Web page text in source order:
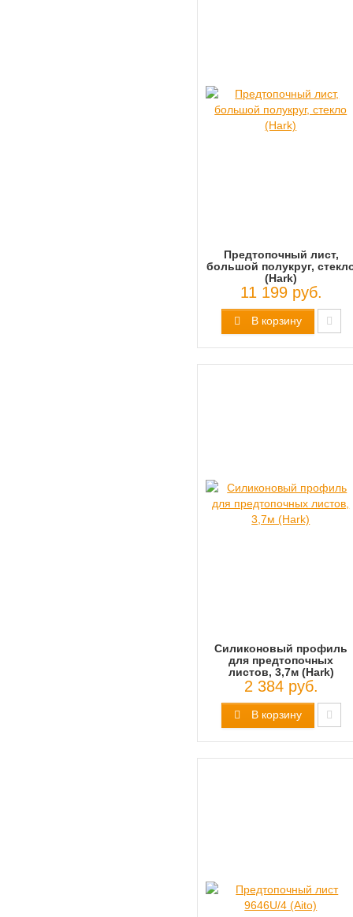
Предтопочный лист,
большой полукруг,
(Hark)
11 199 руб.
В корзину
Силиконовый профиль
для предтопочных
листов, 3,7м (Hark)
2 384 руб.
В корзину